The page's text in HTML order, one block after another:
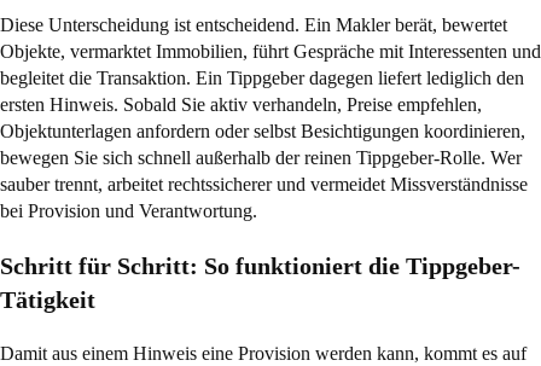
Diese Unterscheidung ist entscheidend. Ein Makler berät, bewertet
Objekte, vermarktet Immobilien, führt Gespräche mit Interessenten und
begleitet die Transaktion. Ein Tippgeber dagegen liefert lediglich den
ersten Hinweis. Sobald Sie aktiv verhandeln, Preise empfehlen,
Objektunterlagen anfordern oder selbst Besichtigungen koordinieren,
bewegen Sie sich schnell außerhalb der reinen Tippgeber-Rolle. Wer
sauber trennt, arbeitet rechtssicherer und vermeidet Missverständnisse
bei Provision und Verantwortung.
Schritt für Schritt: So funktioniert die Tippgeber-
Tätigkeit
Damit aus einem Hinweis eine Provision werden kann, kommt es auf